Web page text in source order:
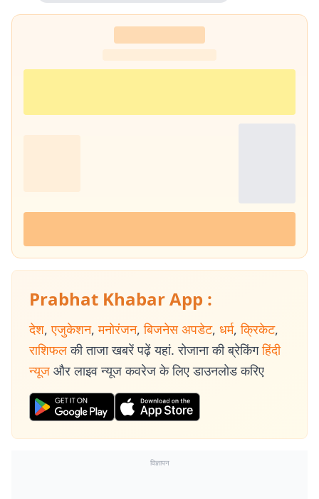
Prabhat Khabar App :
देश, एजुकेशन, मनोरंजन, बिजनेस अपडेट, धर्म, क्रिकेट,
राशिफल की ताजा खबरें पढ़ें यहां. रोजाना की ब्रेकिंग हिंदी
न्यूज और लाइव न्यूज कवरेज के लिए डाउनलोड करिए
विज्ञापन